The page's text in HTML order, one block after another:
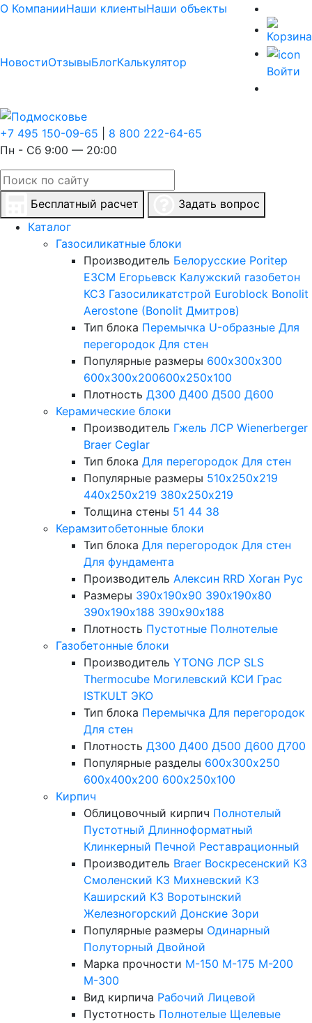
О КомпанииНаши клиентыНаши объекты
НовостиОтзывыБлогКалькулятор
Войти
+7 495 150-09-65
8 800 222-64-65
Пн - Сб 9:00 — 20:00
Бесплатный расчет
Задать вопрос
Каталог
Газосиликатные блоки
Производитель Белорусские Poritep
ЕЗСМ Егорьевск Калужский газобетон
КСЗ Газосиликатстрой Euroblock Bonolit
Aerostone (Bonolit Дмитров)
Тип блока Перемычка U-образные Для
перегородок Для стен
Популярные размеры 600х300х300
600х300х200600х250х100
Плотность Д300 Д400 Д500 Д600
Керамические блоки
Производитель Гжель ЛСР Wienerberger
Braer Ceglar
Тип блока Для перегородок Для стен
Популярные размеры 510х250х219
440х250х219 380х250х219
Толщина стены 51 44 38
Керамзитобетонные блоки
Тип блока Для перегородок Для стен
Для фундамента
Производитель Алексин RRD Хоган Рус
Размеры 390х190х90 390х190х80
390х190х188 390х90х188
Плотность Пустотные Полнотелые
Газобетонные блоки
Производитель YTONG ЛСР SLS
Thermocube Могилевский КСИ Грас
ISTKULT ЭКО
Тип блока Перемычка Для перегородок
Для стен
Плотность Д300 Д400 Д500 Д600 Д700
Популярные разделы 600х300х250
600х400х200 600х250х100
Кирпич
Облицовочный кирпич Полнотелый
Пустотный Длинноформатный
Клинкерный Печной Реставрационный
Производитель Braer Воскресенский КЗ
Смоленский КЗ Михневский КЗ
Каширский КЗ Воротынский
Железногорский Донские Зори
Популярные размеры Одинарный
Полуторный Двойной
Марка прочности М-150 М-175 М-200
М-300
Вид кирпича Рабочий Лицевой
Пустотность Полнотелые Щелевые